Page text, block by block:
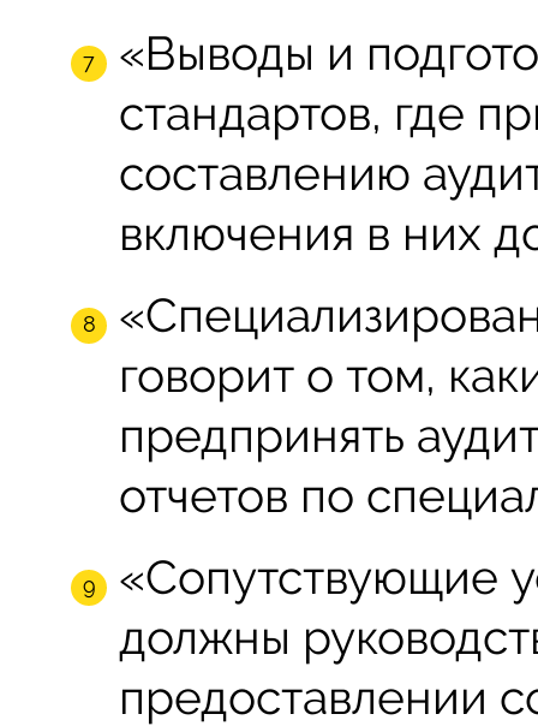
«Выводы и
стандартов, где
составлению
включения в них
говорит о том,
предпринять
отчетов по
«Сопутствующие
должны
предоставлении